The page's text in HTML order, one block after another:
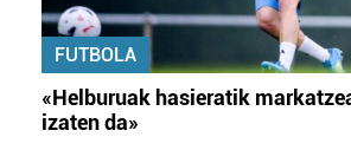
FUTBOLA
«Helburuak hasieratik
izaten da»